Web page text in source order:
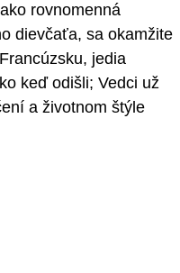
rovnomenná
dievčaťa, sa okamžite
jedia
keď odišli; Vedci už
a životnom štýle